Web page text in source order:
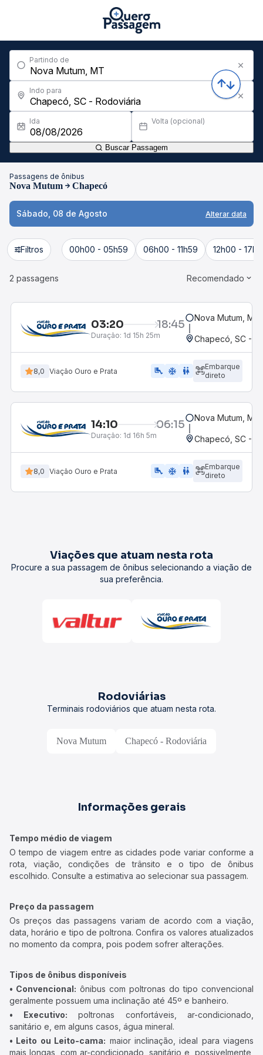
Partindo de
Indo para
Ida Volta (opcional)
Buscar Passagem
Passagens de ônibus
Nova Mutum Chapecó
Sábado, 08 de Agosto Alterar data
Filtros 00h00 - 05h59 06h00 - 11h59 12h00 -
2 passagens Recomendado
03:20 18:45
Duração: 1d 15h 25m
Nova Mutum, MT
Chapecó, SC -
8,0 Viação Ouro e Prata airline_seat_legroom_extra ac_unit WC
Embarque
direto
14:10 06:15
Duração: 1d 16h 5m
Nova Mutum, MT
Chapecó, SC -
8,0 Viação Ouro e Prata airline_seat_legroom_extra ac_unit WC
Embarque
direto
Viações que atuam nesta rota
Procure a sua passagem de ônibus selecionando a viação de
sua preferência.
Rodoviárias
Terminais rodoviários que atuam nesta rota.
Nova Mutum Chapecó - Rodoviária
Informações gerais
Tempo médio de viagem
O tempo de viagem entre as cidades pode variar conforme a
rota, viação, condições de trânsito e o tipo de ônibus
escolhido. Consulte a estimativa ao selecionar sua passagem.
Preço da passagem
Os preços das passagens variam de acordo com a viação,
data, horário e tipo de poltrona. Confira os valores atualizados
no momento da compra, pois podem sofrer alterações.
Tipos de ônibus disponíveis
• Convencional: ônibus com poltronas do tipo convencional
geralmente possuem uma inclinação até 45º e banheiro.
• Executivo: poltronas confortáveis, ar-condicionado,
sanitário e, em alguns casos, água mineral.
• Leito ou Leito-cama: maior inclinação, ideal para viagens
mais longas, com ar-condicionado, sanitário e, possivelmente,